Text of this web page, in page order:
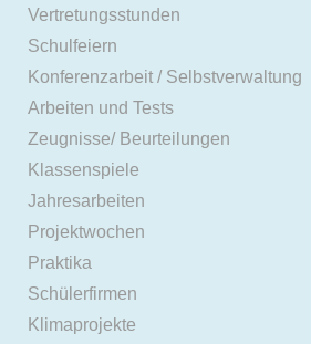
Vertretungsstunden
Schulfeiern
Konferenzarbeit / Selbstverwaltung
Arbeiten und Tests
Zeugnisse/ Beurteilungen
Klassenspiele
Jahresarbeiten
Projektwochen
Praktika
Schülerfirmen
Klimaprojekte